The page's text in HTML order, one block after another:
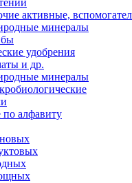
активные,
минералы
удобрения
и др.
минералы
по алфавиту